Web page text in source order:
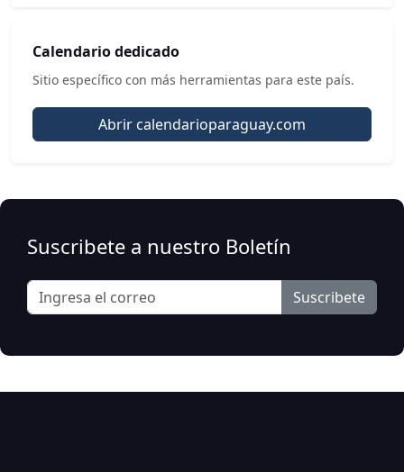
Calendario dedicado
Sitio específico con más herramientas para este país.
Abrir calendarioparaguay.com
Suscribete a nuestro Boletín
Suscribete